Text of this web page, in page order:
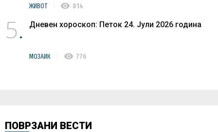
ЖИВОТ visibility 814
5 Дневен хороскоп: Петок 24. Јули 2026 година
МОЗАИК visibility 776
ПОВРЗАНИ ВЕСТИ